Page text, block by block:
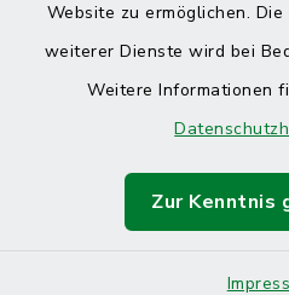
Website zu ermöglichen.
weiterer Dienste wird bei
Weitere Informationen
Zur Kenntnis
Cookie-